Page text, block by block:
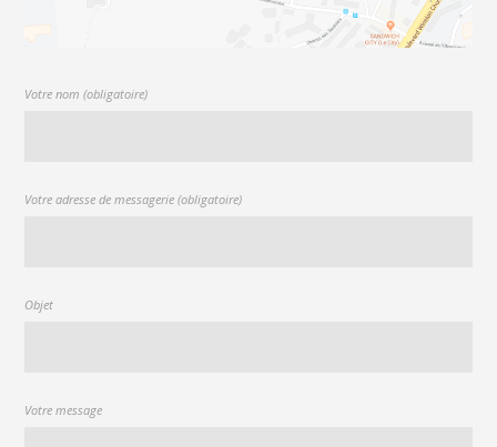
Votre nom (obligatoire)
Votre adresse de messagerie (obligatoire)
Objet
Votre message